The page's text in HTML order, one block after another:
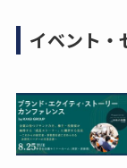
イベント・